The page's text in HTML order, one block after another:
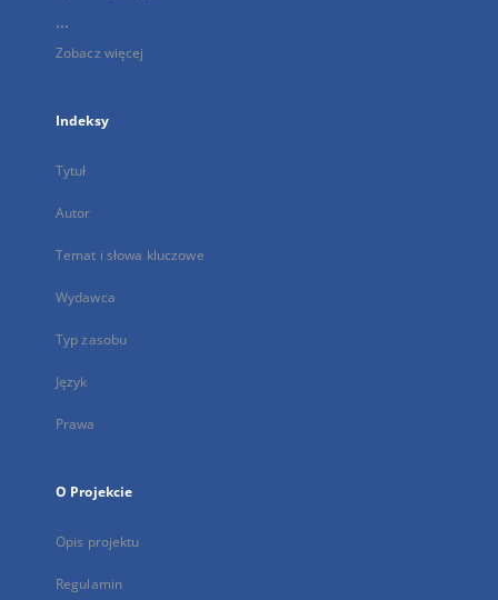
...
Zobacz więcej
Indeksy
Tytuł
Autor
Temat i słowa kluczowe
Wydawca
Typ zasobu
Język
Prawa
O Projekcie
Opis projektu
Regulamin